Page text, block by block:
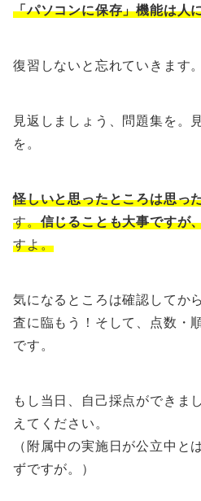
「パソコンに保存」機能は人
復習しないと忘れていきます。
見返しましょう、問題集を。
を。
怪しいと思ったところは思っ
す。信じることも大事ですが
すよ。
気になるところは確認してか
査に臨もう！そして、点数・
です。
もし当日、自己採点ができま
えてください。
（附属中の実施日が公立中と
ずですが。）